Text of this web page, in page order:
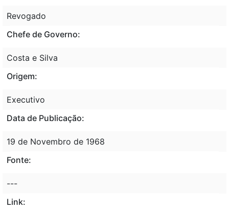
Revogado
Chefe de Governo:
Costa e Silva
Origem:
Executivo
Data de Publicação:
19 de Novembro de 1968
Fonte:
---
Link: